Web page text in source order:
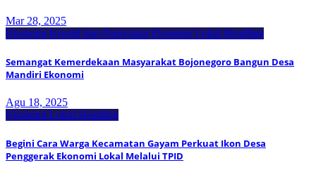
Mar 28, 2025
Ekonomi Kreatif dan Pariwisata Ekonomi Lokal Headline
Semangat Kemerdekaan Masyarakat Bojonegoro Bangun Desa
Mandiri Ekonomi
Agu 18, 2025
Ekonomi Lokal Headline
Begini Cara Warga Kecamatan Gayam Perkuat Ikon Desa
Penggerak Ekonomi Lokal Melalui TPID